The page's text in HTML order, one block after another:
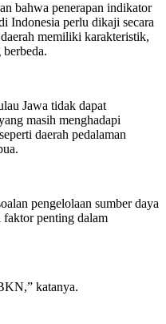
bahwa penerapan indikator
Indonesia perlu dikaji secara
memiliki karakteristik,
Jawa tidak dapat
masih menghadapi
daerah pedalaman
pengelolaan sumber daya
penting dalam
katanya.